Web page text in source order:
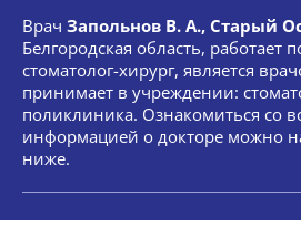
Врач Запольнов В. А., Старый
Белгородская область, работает
стоматолог-хирург, является
принимает в учреждении:
поликлиника. Ознакомиться со
информацией о докторе можно
ниже.